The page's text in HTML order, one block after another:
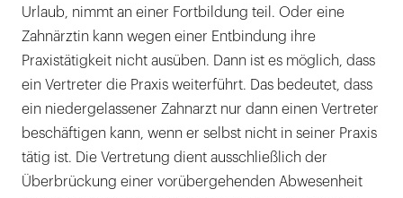
Urlaub, nimmt an einer Fortbildung teil. Oder eine
Zahnärztin kann wegen einer Entbindung ihre
Praxistätigkeit nicht ausüben. Dann ist es möglich, dass
ein Vertreter die Praxis weiterführt. Das bedeutet, dass
ein niedergelassener Zahnarzt nur dann einen Vertreter
beschäftigen kann, wenn er selbst nicht in seiner Praxis
tätig ist. Die Vertretung dient ausschließlich der
Überbrückung einer vorübergehenden Abwesenheit